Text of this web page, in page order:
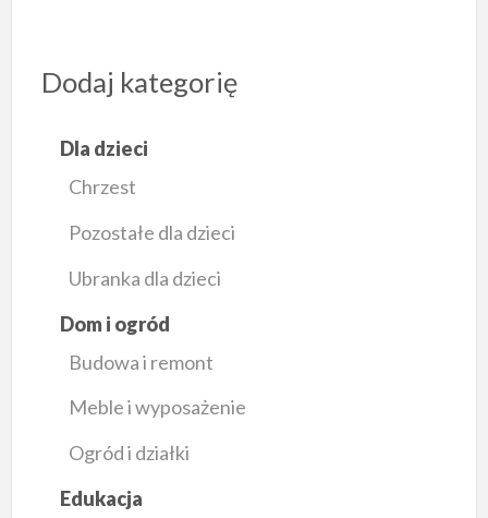
Dodaj kategorię
Dla dzieci
Chrzest
Pozostałe dla dzieci
Ubranka dla dzieci
Dom i ogród
Budowa i remont
Meble i wyposażenie
Ogród i działki
Edukacja